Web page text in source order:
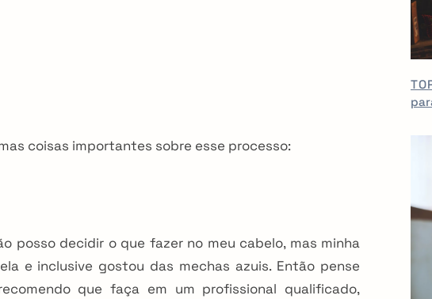
coisas importantes sobre esse processo:
posso decidir o que fazer no meu cabelo, mas minha
e inclusive gostou das mechas azuis. Então pense
que faça em um profissional qualificado,